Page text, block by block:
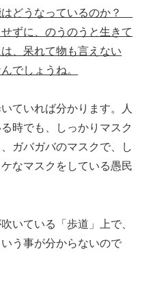
どうなっているのか？
ずに、のうのうと生きて
、呆れて物も言えない
でしょうね。
ていれば分かります。人
時でも、しっかりマスク
ガバガバのマスクで、し
なマスクをしている愚民
いている「歩道」上で、
う事が分からないので